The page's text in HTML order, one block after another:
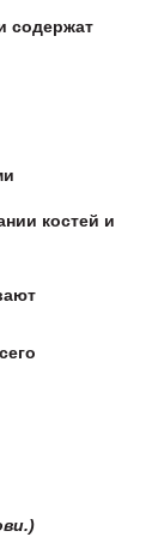
содержат
костей и